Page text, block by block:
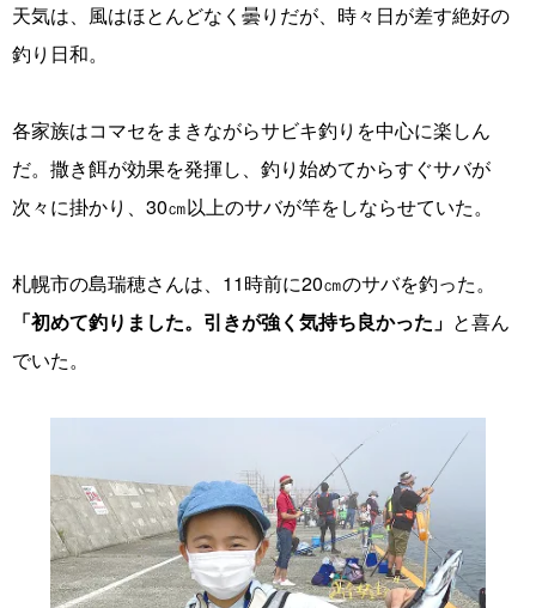
天気は、風はほとんどなく曇りだが、時々日が差す絶好の
釣り日和。
各家族はコマセをまきながらサビキ釣りを中心に楽しん
だ。撒き餌が効果を発揮し、釣り始めてからすぐサバが
次々に掛かり、30㎝以上のサバが竿をしならせていた。
札幌市の島瑞穂さんは、11時前に20㎝のサバを釣った。
「初めて釣りました。引きが強く気持ち良かった」 と喜ん
でいた。